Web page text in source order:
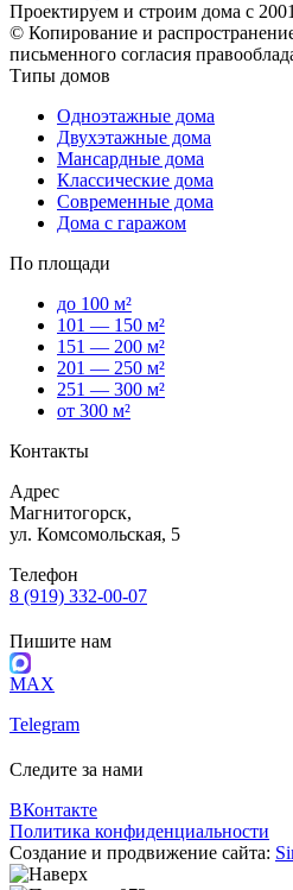
Проектируем и строим дома с
© Копирование и
письменного согласия
Типы домов
Одноэтажные дома
Двухэтажные дома
Мансардные дома
Классические дома
Современные дома
Дома с гаражом
По площади
до 100 м²
101 — 150 м²
151 — 200 м²
201 — 250 м²
251 — 300 м²
от 300 м²
Контакты
Адрес
Магнитогорск,
ул. Комсомольская, 5
Телефон
8 (919) 332-00-07
Пишите нам
MAX
Telegram
Следите за нами
ВКонтакте
Политика конфиденциальности
Создание и продвижение сайта: